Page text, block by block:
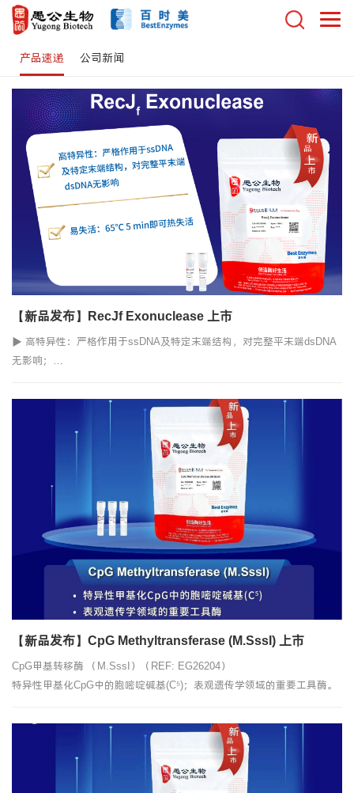
产品速递 公司新闻
【新品发布】RecJf Exonuclease 上市
▶ 高特异性：严格作用于ssDNA及特定末端结构，对完整平末端dsDNA
无影响；
【新品发布】CpG Methyltransferase (M.SssI) 上市
CpG甲基转移酶 （M.SssI）（REF: EG26204）
特异性甲基化CpG中的胞嘧啶碱基(C⁵)；表观遗传学领域的重要工具酶。